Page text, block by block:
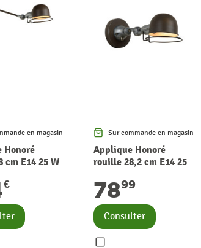
en magasin
Honoré
cm E14 25 W
€
Sur commande en magasin
Applique Honoré
rouille 28,2 cm E14 25
7899
Consulter